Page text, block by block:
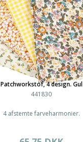
Patchworkstof, 4 design. Gul
441830
4 afstemte farveharmonier.